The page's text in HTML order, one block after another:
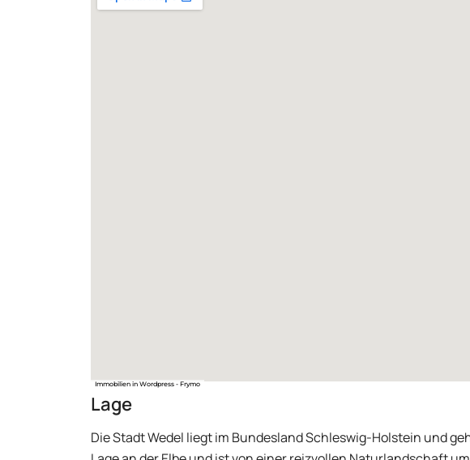
Immobilien in Wordpress - Frymo
Lage
Die Stadt Wedel liegt im Bundesland Schleswig-Holstein und